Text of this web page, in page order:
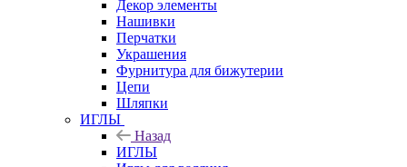
Декор элементы
Нашивки
Перчатки
Украшения
Фурнитура для бижутерии
Цепи
Шляпки
ИГЛЫ
Назад
ИГЛЫ